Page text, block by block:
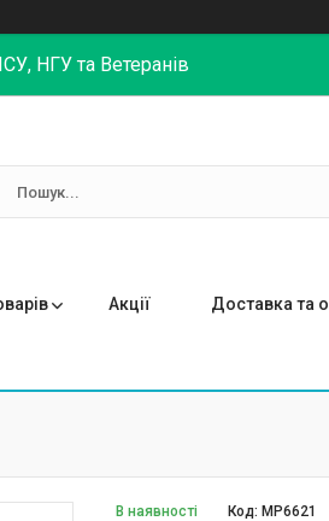
НГУ та Ветеранів
Акції Доставка та
В наявності Код: MP6621